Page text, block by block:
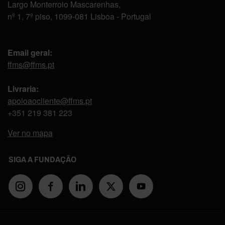
Largo Monterroio Mascarenhas,
nº 1, 7º piso, 1099-081 Lisboa - Portugal
Email geral:
ffms@ffms.pt
Livraria:
apoioaocliente@ffms.pt
+351 219 381 223
Ver no mapa
SIGA A FUNDAÇÃO